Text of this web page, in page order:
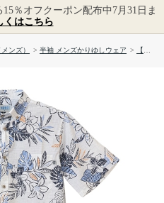
％オフクーポン配布中7月31日ま
くはこちら
ンズ） > 半袖 メンズかりゆしウェア > 【送料無料】テッポウユリリーフ柄 かりゆしウェアOK1856